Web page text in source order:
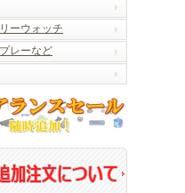
ーウォッチ
レーなど